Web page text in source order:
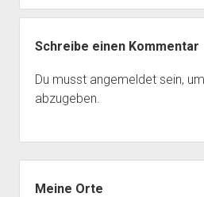
Geschichte der
Schreibe einen Kommentar
Du musst angemeldetsein,
abzugeben.
Meine Orte